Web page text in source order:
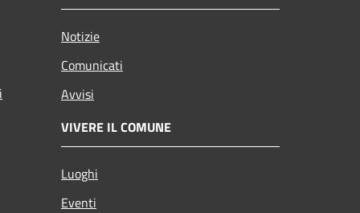
Notizie
Comunicati
Avvisi
VIVERE IL COMUNE
Luoghi
Eventi